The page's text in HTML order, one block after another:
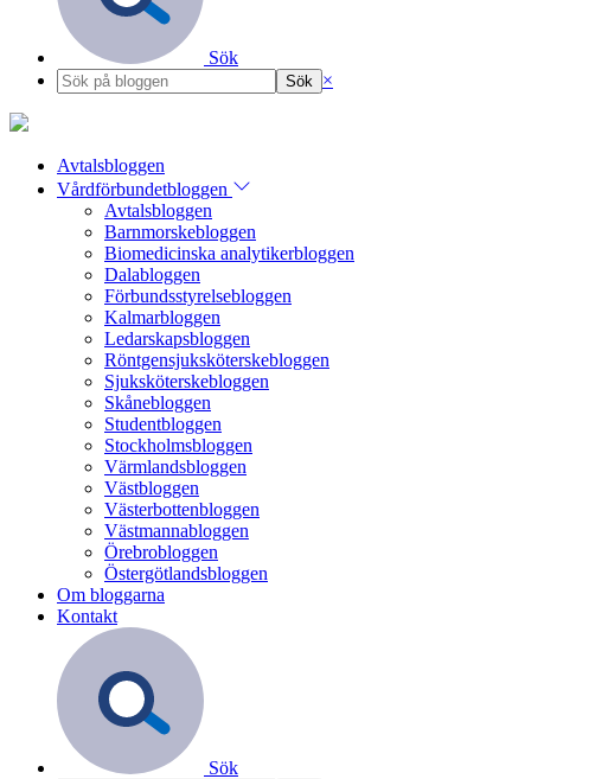
Sök
×
Avtalsbloggen
Vårdförbundetbloggen
Avtalsbloggen
Barnmorskebloggen
Biomedicinska analytikerbloggen
Dalabloggen
Förbundsstyrelsebloggen
Kalmarbloggen
Ledarskapsbloggen
Röntgensjuksköterskebloggen
Sjuksköterskebloggen
Skånebloggen
Studentbloggen
Stockholmsbloggen
Värmlandsbloggen
Västbloggen
Västerbottenbloggen
Västmannabloggen
Örebrobloggen
Östergötlandsbloggen
Om bloggarna
Kontakt
Sök